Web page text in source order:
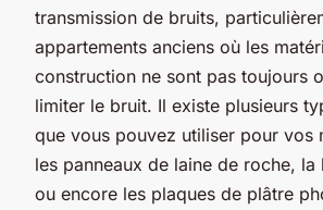
transmission de bruits,
appartements anciens où les
construction ne sont pas toujours
limiter le bruit. Il existe plusieurs
que vous pouvez utiliser pour vos
les panneaux de laine de roche, la
ou encore les plaques de plâtre